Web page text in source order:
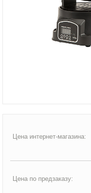
Цена интернет-магазина:
Цена по предзаказу: